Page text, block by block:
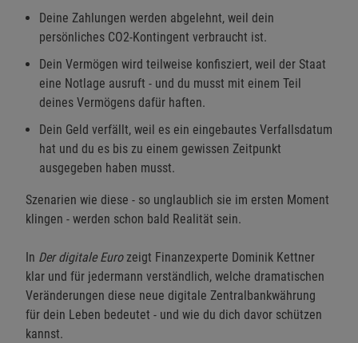
Deine Zahlungen werden abgelehnt, weil dein
persönliches CO2-Kontingent verbraucht ist.
Dein Vermögen wird teilweise konfisziert, weil der Staat
eine Notlage ausruft - und du musst mit einem Teil
deines Vermögens dafür haften.
Dein Geld verfällt, weil es ein eingebautes Verfallsdatum
hat und du es bis zu einem gewissen Zeitpunkt
ausgegeben haben musst.
Szenarien wie diese - so unglaublich sie im ersten Moment
klingen - werden schon bald Realität sein.
In Der digitale Eurozeigt Finanzexperte Dominik Kettner
klar und für jedermann verständlich, welche dramatischen
Veränderungen diese neue digitale Zentralbankwährung
für dein Leben bedeutet - und wie du dich davor schützen
kannst.